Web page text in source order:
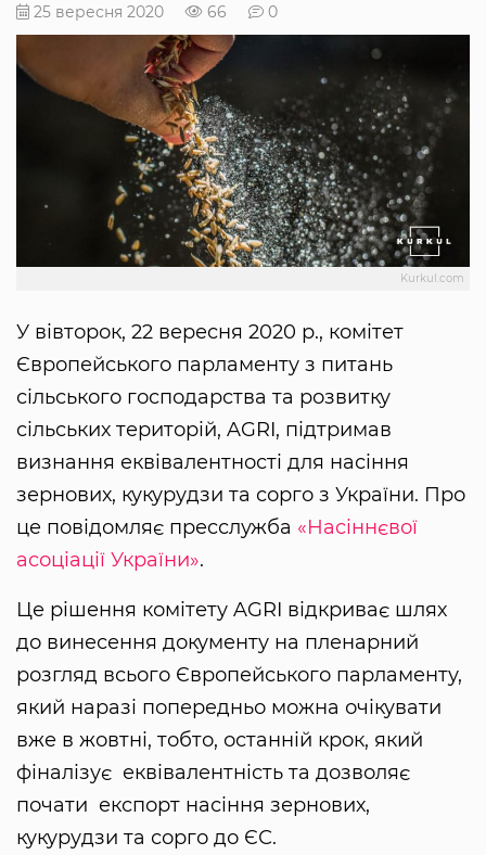
25 вересня 2020 66 0
Kurkul.com
У вівторок, 22 вересня 2020 р., комітет
Європейського парламенту з питань
сільського господарства та розвитку
сільських територій, AGRI, підтримав
визнання еквівалентності для насіння
зернових, кукурудзи та сорго з України. Про
це повідомляє пресслужба «Насіннєвої
асоціації України».
Це рішення комітету AGRI відкриває шлях
до винесення документу на пленарний
розгляд всього Європейського парламенту,
який наразі попередньо можна очікувати
вже в жовтні, тобто, останній крок, який
фіналізує еквівалентність та дозволяє
почати експорт насіння зернових,
кукурудзи та сорго до ЄС.